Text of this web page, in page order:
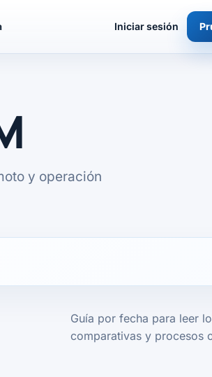
Iniciar sesión
y operación
Guía por fecha para leer
comparativas y procesos